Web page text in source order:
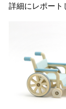
詳細にレポート